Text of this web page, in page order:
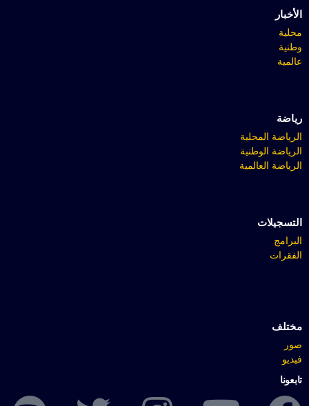
الأخبار
محلية
وطنية
عالمية
رياضة
الرياضة المحلية
الرياضة الوطنية
الرياضة العالمية
التسجيلات
البرامج
الفقرات
مختلف
صور
فيديو
تابعونا